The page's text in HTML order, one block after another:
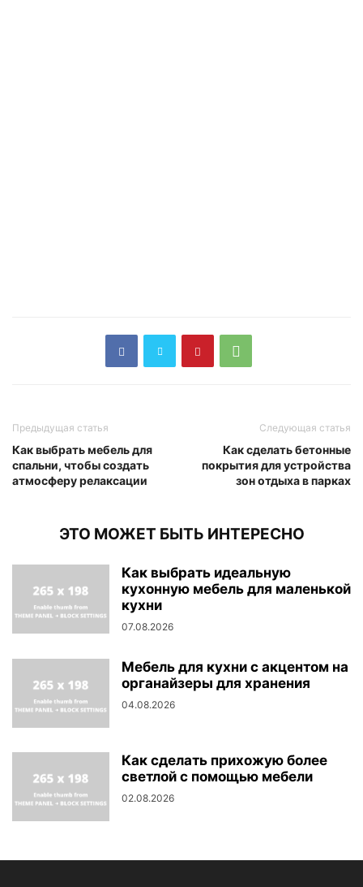
Предыдущая статья
Как выбрать мебель для
спальни, чтобы создать
атмосферу релаксации
Следующая статья
Как сделать бетонные
покрытия для устройства
зон отдыха в парках
ЭТО МОЖЕТ БЫТЬ ИНТЕРЕСНО
Как выбрать идеальную
кухонную мебель для маленькой
кухни
07.08.2026
Мебель для кухни с акцентом на
органайзеры для хранения
04.08.2026
Как сделать прихожую более
светлой с помощью мебели
02.08.2026